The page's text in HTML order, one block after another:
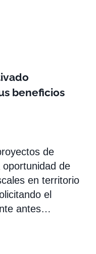
beneficios
de
de
en territorio
el
antes…